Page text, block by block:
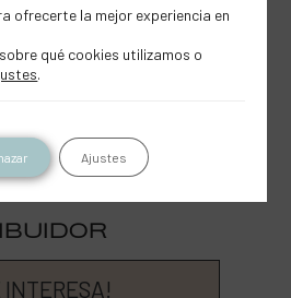
FÍSICO
INTERESA!
ofrecerte la mejor experiencia en
qué cookies utilizamos o
.
Ajustes